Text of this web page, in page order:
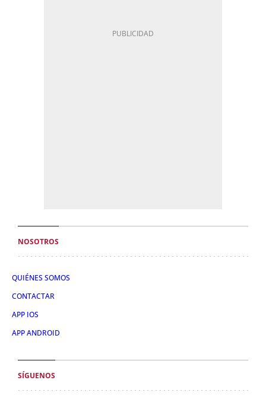
NOSOTROS
QUIÉNES SOMOS
CONTACTAR
APP IOS
APP ANDROID
SÍGUENOS